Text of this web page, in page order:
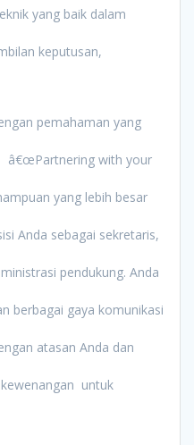
yang baik dalam
keputusan,
pemahaman yang
with your
yang lebih besar
Anda sebagai sekretaris,
pendukung. Anda
berbagai gaya komunikasi
atasan Anda dan
untuk